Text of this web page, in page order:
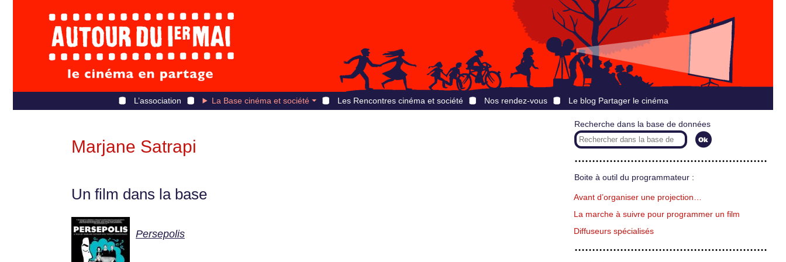
L’association La Base cinéma et société Les Rencontres cinéma et société Nos rendez-vous Le blog Partager le cinéma
Marjane Satrapi
Un film dans la base
Persepolis
Recherche dans la base de données
Boite à outil du programmateur :
Avant d’organiser une projection…
La marche à suivre pour programmer un film
Diffuseurs spécialisés